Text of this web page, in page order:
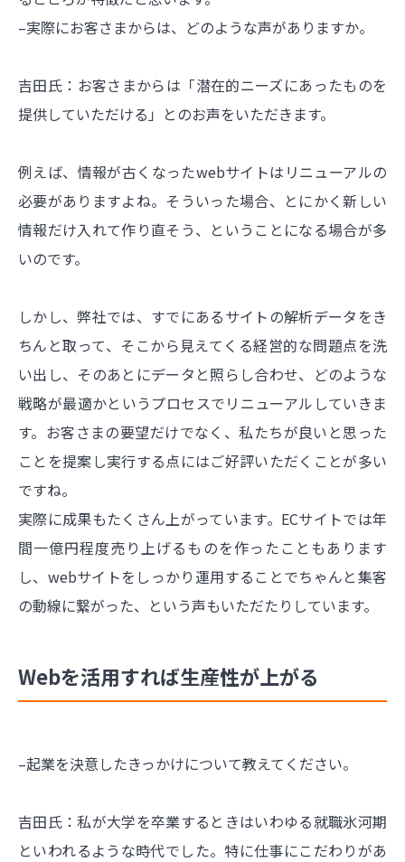
–実際にお客さまからは、どのような声がありますか。
吉田氏：お客さまからは「潜在的ニーズにあったものを
提供していただける」とのお声をいただきます。
例えば、情報が古くなったwebサイトはリニューアルの
必要がありますよね。そういった場合、とにかく新しい
情報だけ入れて作り直そう、ということになる場合が多
いのです。
しかし、弊社では、すでにあるサイトの解析データをき
ちんと取って、そこから見えてくる経営的な問題点を洗
い出し、そのあとにデータと照らし合わせ、どのような
戦略が最適かというプロセスでリニューアルしていきま
す。お客さまの要望だけでなく、私たちが良いと思った
ことを提案し実行する点にはご好評いただくことが多い
ですね。
実際に成果もたくさん上がっています。ECサイトでは年
間一億円程度売り上げるものを作ったこともあります
し、webサイトをしっかり運用することでちゃんと集客
の動線に繋がった、という声もいただたりしています。
Webを活用すれば生産性が上がる
–起業を決意したきっかけについて教えてください。
吉田氏：私が大学を卒業するときはいわゆる就職氷河期
といわれるような時代でした。特に仕事にこだわりがあ